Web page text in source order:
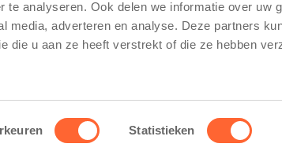
te analyseren. Ook delen we informatie over uw
media, adverteren en analyse. Deze partners
die u aan ze heeft verstrekt of die ze hebben
Statistieken
– Cookiebeleid